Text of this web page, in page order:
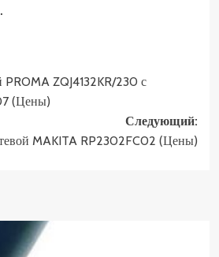
ZQJ4132KR/230 с
(Цены)
Следующий:
MAKITA RP2302FC02 (Цены)